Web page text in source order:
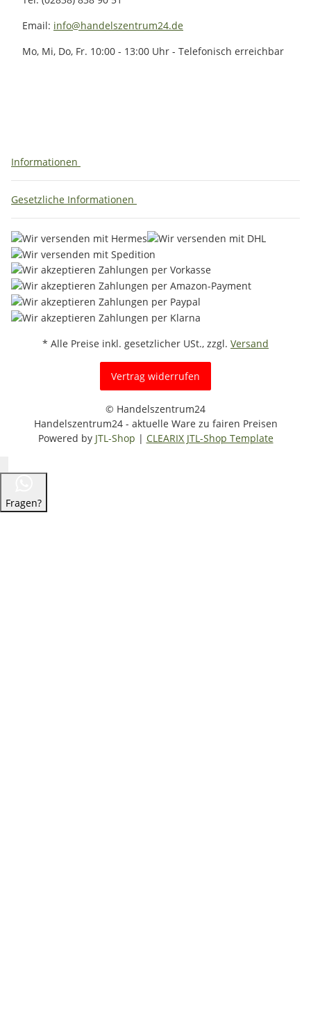
Email: info@handelszentrum24.de
Mo, Mi, Do, Fr. 10:00 - 13:00 Uhr - Telefonisch erreichbar
Informationen
Gesetzliche Informationen
* Alle Preise inkl. gesetzlicher USt., zzgl. Versand
Vertrag widerrufen
© Handelszentrum24
Handelszentrum24 - aktuelle Ware zu fairen Preisen
Powered by JTL-Shop | CLEARIX JTL-Shop Template
Fragen?